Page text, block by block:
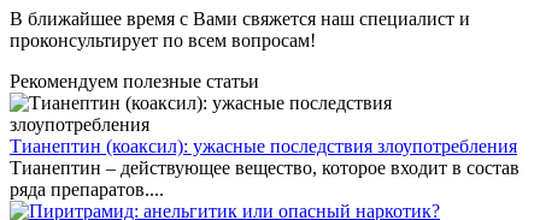
В ближайшее время с Вами свяжется наш специалист и
проконсультирует по всем вопросам!
Рекомендуем полезные статьи
Тианептин (коаксил): ужасные последствия злоупотребления
Тианептин – действующее вещество, которое входит в состав
ряда препаратов....